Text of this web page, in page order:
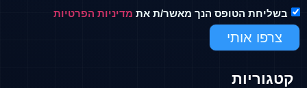
בשליחת הטופס הנך מאשר/ת את מדיניות הפרטיות
צרפו אותי
קטגוריות